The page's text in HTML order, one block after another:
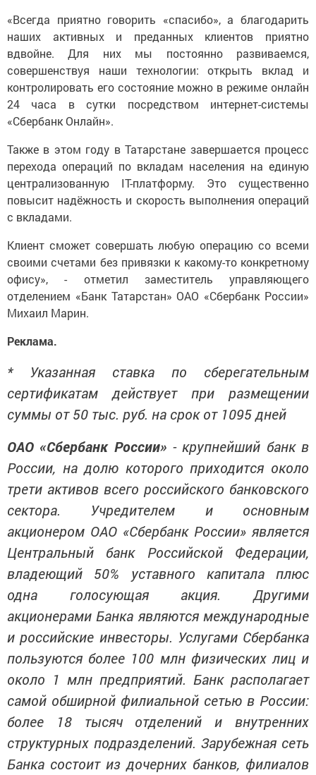
«Всегда приятно говорить «спасибо», а благодарить
наших активных и преданных клиентов приятно
вдвойне. Для них мы постоянно развиваемся,
совершенствуя наши технологии: открыть вклад и
контролировать его состояние можно в режиме онлайн
24 часа в сутки посредством интернет-системы
«Сбербанк Онлайн».
Также в этом году в Татарстане завершается процесс
перехода операций по вкладам населения на единую
централизованную IT-платформу. Это существенно
повысит надёжность и скорость выполнения операций
с вкладами.
Клиент сможет совершать любую операцию со всеми
своими счетами без привязки к какому-то конкретному
офису», - отметил заместитель управляющего
отделением «Банк Татарстан» ОАО «Сбербанк России»
Михаил Марин.
Реклама.
* Указанная ставка по сберегательным
сертификатам действует при размещении
суммы от 50 тыс. руб. на срок от 1095 дней
ОАО «Сбербанк России» - крупнейший банк в
России, на долю которого приходится около
трети активов всего российского банковского
сектора. Учредителем и основным
акционером ОАО «Сбербанк России» является
Центральный банк Российской Федерации,
владеющий 50% уставного капитала плюс
одна голосующая акция. Другими
акционерами Банка являются международные
и российские инвесторы. Услугами Сбербанка
пользуются более 100 млн физических лиц и
около 1 млн предприятий. Банк располагает
самой обширной филиальной сетью в России:
более 18 тысяч отделений и внутренних
структурных подразделений. Зарубежная сеть
Банка состоит из дочерних банков, филиалов